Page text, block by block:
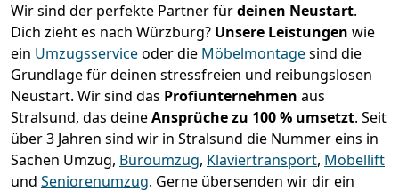
Wir sind der perfekte Partner fürdeinen Neustart.
Dich zieht es nach Würzburg? Unsere Leistungen wie
ein Umzugsserviceoder die Möbelmontagesind die
Grundlage für deinen stressfreien und reibungslosen
Neustart. Wir sind das Profiunternehmen aus
Stralsund, das deineAnsprüche zu 100 % umsetzt. Seit
über 3 Jahren sind wir in Stralsund die Nummer eins in
Sachen Umzug, Büroumzug, Klaviertransport, Möbellift
und Seniorenumzug. Gerne übersenden wir dir ein